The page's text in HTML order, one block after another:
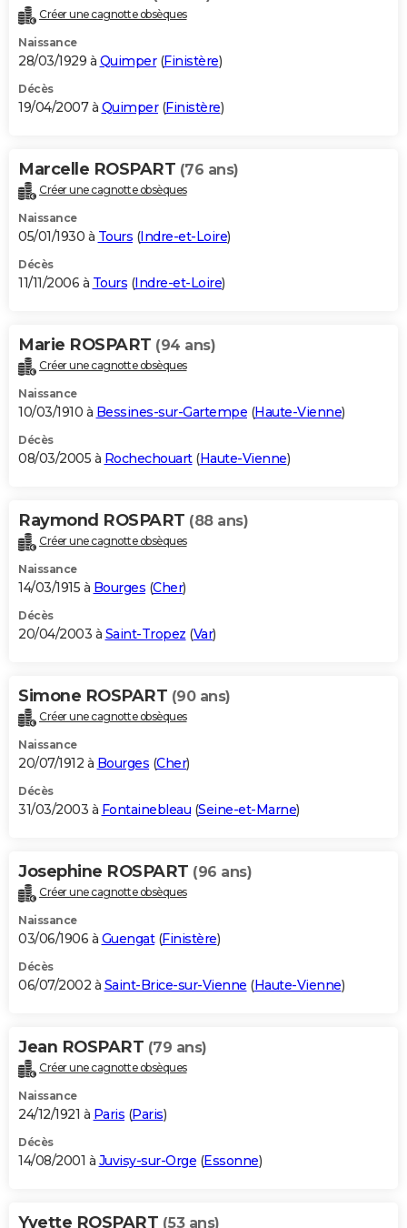
Créer une cagnotte obsèques
Naissance
28/03/1929 à Quimper(Finistère)
Décès
19/04/2007 à Quimper(Finistère)
Marcelle ROSPART (76 ans)
Créer une cagnotte obsèques
Naissance
05/01/1930 à Tours (Indre-et-Loire)
Décès
11/11/2006 à Tours (Indre-et-Loire)
Marie ROSPART (94 ans)
Créer une cagnotte obsèques
Naissance
10/03/1910 à Bessines-sur-Gartempe (Haute-Vienne)
Décès
08/03/2005 à Rochechouart(Haute-Vienne)
Raymond ROSPART (88 ans)
Créer une cagnotte obsèques
Naissance
14/03/1915 à Bourges (Cher)
Décès
20/04/2003 à Saint-Tropez (Var)
Simone ROSPART (90 ans)
Créer une cagnotte obsèques
Naissance
20/07/1912 à Bourges (Cher)
Décès
31/03/2003 à Fontainebleau (Seine-et-Marne)
Josephine ROSPART (96 ans)
Créer une cagnotte obsèques
Naissance
03/06/1906 à Guengat(Finistère)
Décès
06/07/2002 à Saint-Brice-sur-Vienne (Haute-Vienne)
Jean ROSPART (79 ans)
Créer une cagnotte obsèques
Naissance
24/12/1921 à Paris (Paris)
Décès
14/08/2001 à Juvisy-sur-Orge (Essonne)
Yvette ROSPART (53 ans)